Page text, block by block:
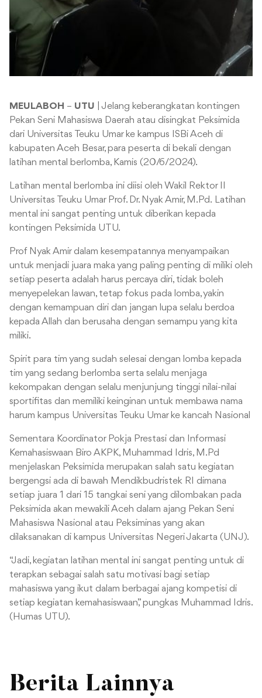
MEULABOH – UTU | Jelang keberangkatan kontingen
Pekan Seni Mahasiswa Daerah atau disingkat Peksimida
dari Universitas Teuku Umar ke kampus ISBi Aceh di
kabupaten Aceh Besar, para peserta di bekali dengan
latihan mental berlomba, Kamis (20/6/2024).
Latihan mental berlomba ini diisi oleh Wakil Rektor II
Universitas Teuku Umar Prof. Dr. Nyak Amir, M.Pd. Latihan
mental ini sangat penting untuk diberikan kepada
kontingen Peksimida UTU.
Prof Nyak Amir dalam kesempatannya menyampaikan
untuk menjadi juara maka yang paling penting di miliki oleh
setiap peserta adalah harus percaya diri, tidak boleh
menyepelekan lawan, tetap fokus pada lomba, yakin
dengan kemampuan diri dan jangan lupa selalu berdoa
kepada Allah dan berusaha dengan semampu yang kita
miliki.
Spirit para tim yang sudah selesai dengan lomba kepada
tim yang sedang berlomba serta selalu menjaga
kekompakan dengan selalu menjunjung tinggi nilai-nilai
sportifitas dan memiliki keinginan untuk membawa nama
harum kampus Universitas Teuku Umar ke kancah Nasional
Sementara Koordinator Pokja Prestasi dan Informasi
Kemahasiswaan Biro AKPK, Muhammad Idris, M.Pd
menjelaskan Peksimida merupakan salah satu kegiatan
bergengsi ada di bawah Mendikbudristek RI dimana
setiap juara 1 dari 15 tangkai seni yang dilombakan pada
Peksimida akan mewakili Aceh dalam ajang Pekan Seni
Mahasiswa Nasional atau Peksiminas yang akan
dilaksanakan di kampus Universitas Negeri Jakarta (UNJ).
“Jadi, kegiatan latihan mental ini sangat penting untuk di
terapkan sebagai salah satu motivasi bagi setiap
mahasiswa yang ikut dalam berbagai ajang kompetisi di
setiap kegiatan kemahasiswaan,” pungkas Muhammad Idris.
(Humas UTU).
Berita Lainnya